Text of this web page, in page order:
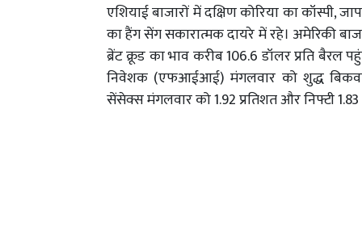
एशियाई बाजारों में दक्षिण कोरिया का कॉस्पी,
का हैंग सेंग सकारात्मक दायरे में रहे। अमेरिकी
ब्रेंट क्रूड का भाव करीब 106.6 डॉलर प्रति
निवेशक (एफआईआई) मंगलवार को शुद्ध
सेंसेक्स मंगलवार को 1.92 प्रतिशत और निफ्टी